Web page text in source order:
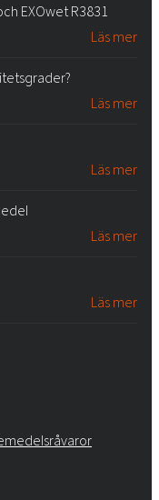
EXOwet R3831
Läs mer
Läs mer
Läs mer
Läs mer
Läs mer